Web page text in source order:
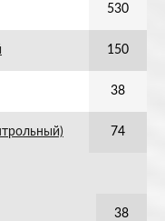
530
150
38
74
38